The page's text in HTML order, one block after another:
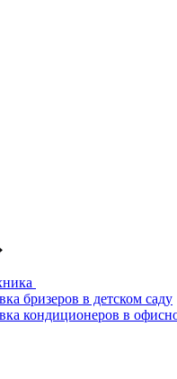
бризеров в детском саду
кондиционеров в